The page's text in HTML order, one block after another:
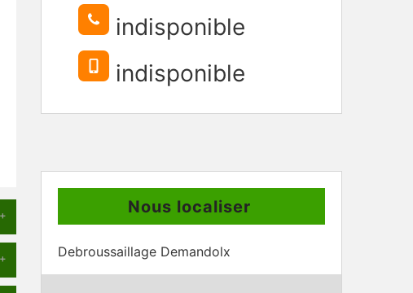
indisponible
indisponible
Nous localiser
Debroussaillage Demandolx